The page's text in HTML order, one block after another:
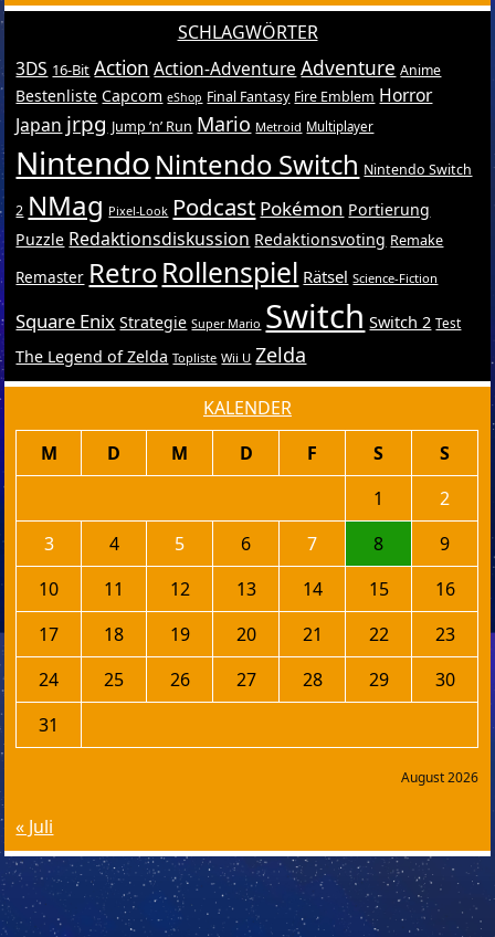
SCHLAGWÖRTER
3DS 16-Bit Action Action-Adventure Adventure Anime
Bestenliste Capcom eShop Final Fantasy Fire Emblem Horror
Japan jrpg Jump ’n’ Run Mario Metroid Multiplayer
Nintendo Nintendo Switch Nintendo Switch
2 NMag Pixel-Look Podcast Pokémon Portierung
Puzzle Redaktionsdiskussion Redaktionsvoting Remake
Remaster RetroRollenspiel Rätsel Science-Fiction
Square Enix Strategie Super Mario Switch Switch 2 Test
The Legend of Zelda Topliste Wii U Zelda
KALENDER
August 2026
M D M D F S
S
1
2
3
4 5 6 7 8
9
10
11 12 13 14 15
16
17
18 19 20 21 22
23
24
25 26 27 28 29
30
31
« Juli